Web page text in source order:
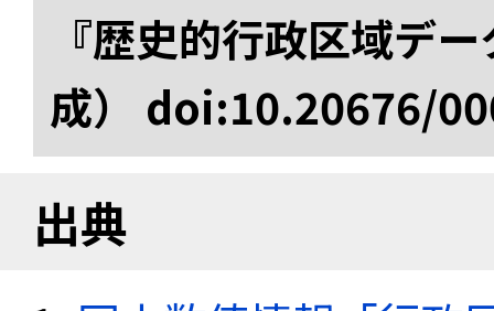
『歴史的行政区域デ
成） doi:10.20676/
出典